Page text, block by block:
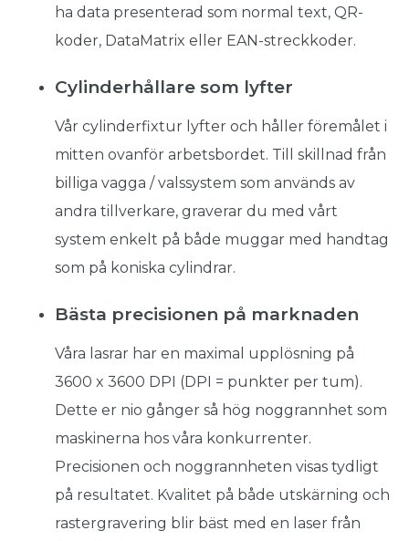
ha data presenterad som normal text, QR-
koder, DataMatrix eller EAN-streckkoder.
Cylinderhållare som lyfter
Vår cylinderfixtur lyfter och håller föremålet i
mitten ovanför arbetsbordet. Till skillnad från
billiga vagga / valssystem som används av
andra tillverkare, graverar du med vårt
system enkelt på både muggar med handtag
som på koniska cylindrar.
Bästa precisionen på marknaden
Våra lasrar har en maximal upplösning på
3600 x 3600 DPI (DPI = punkter per tum).
Dette er nio gånger så hög noggrannhet som
maskinerna hos våra konkurrenter.
Precisionen och noggrannheten visas tydligt
på resultatet. Kvalitet på både utskärning och
rastergravering blir bäst med en laser från